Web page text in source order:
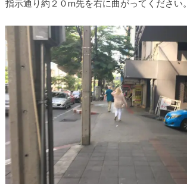
指示通り約２０m先を右に曲がってください。